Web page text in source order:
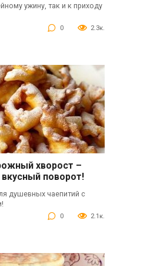
ужину, так и к приходу
0 2.3к.
хворост –
поворот!
душевных чаепитий с
0 2.1к.